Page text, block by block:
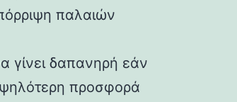
παλαιών
γίνει δαπανηρή εάν
προσφορά